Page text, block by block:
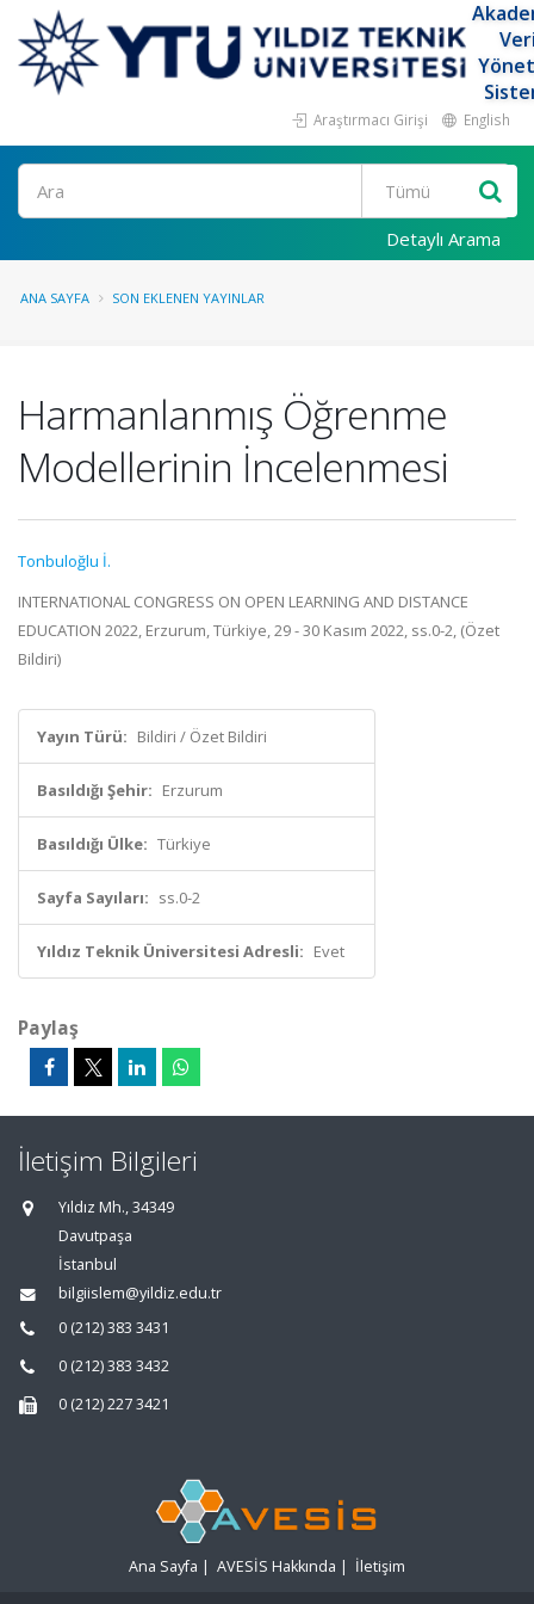
Araştırmacı Girişi English
Ara
Detaylı Arama
ANA SAYFA SON EKLENEN YAYINLAR
Harmanlanmış Öğrenme
Modellerinin İncelenmesi
Tonbuloğlu İ.
INTERNATIONAL CONGRESS ON OPEN LEARNING AND DISTANCE
EDUCATION 2022, Erzurum, Türkiye, 29 - 30 Kasım 2022, ss.0-2, (Özet
Bildiri)
Yayın Türü: Bildiri / Özet Bildiri
Basıldığı Şehir: Erzurum
Basıldığı Ülke: Türkiye
Sayfa Sayıları: ss.0-2
Yıldız Teknik Üniversitesi Adresli: Evet
Paylaş
İletişim Bilgileri
Yıldız Mh., 34349
Davutpaşa
İstanbul
bilgiislem@yildiz.edu.tr
0 (212) 383 3431
0 (212) 383 3432
0 (212) 227 3421
Ana Sayfa | AVESİS Hakkında | İletişim